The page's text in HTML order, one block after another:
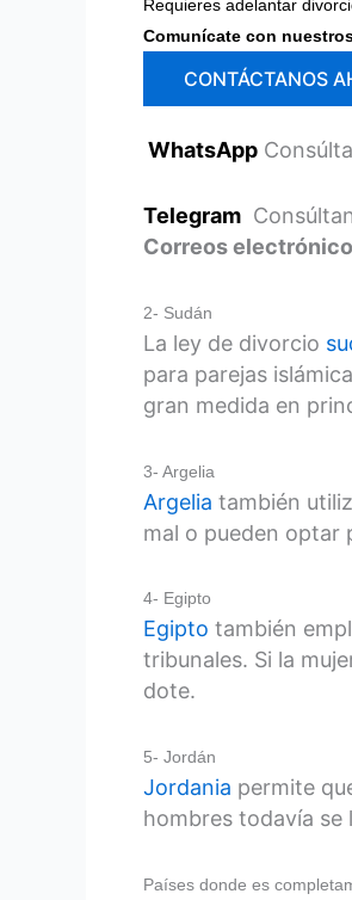
Requieres adelantar
Comunícate con
CONTÁCTANOS
WhatsApp
Telegram
Correos
2- Sudán
La ley de divorcio
para parejas
gran medida en
3- Argelia
Argelia también
mal o pueden optar
4- Egipto
Egipto también
tribunales. Si la
dote.
5- Jordán
Jordania permite
hombres todavía se
Países donde es